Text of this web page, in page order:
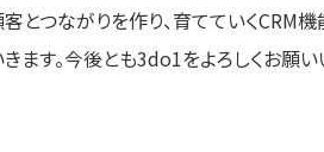
とつながりを作り、育てていくCRM
ます。今後とも3do1をよろしくお願い